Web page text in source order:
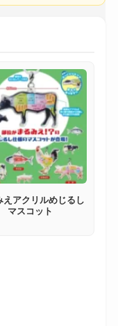
えアクリルめじるし
マスコット